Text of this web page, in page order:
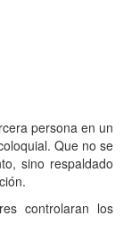
persona en un
Que no se
sino respaldado
controlaran los